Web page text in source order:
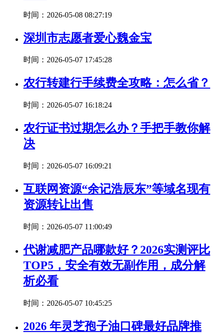
时间：2026-05-08 08:27:19
深圳市志愿者爱心魏金宝
时间：2026-05-07 17:45:28
农行转建行手续费全攻略：怎么省？
时间：2026-05-07 16:18:24
农行证书过期怎么办？手把手教你解
决
时间：2026-05-07 16:09:21
互联网资源“余记浩辰东”等域名现有
资源转让出售
时间：2026-05-07 11:00:49
代谢减肥产品哪款好？2026实测评比
TOP5，安全有效无副作用，成分解
析必看
时间：2026-05-07 10:45:25
2026 年灵芝孢子油口碑最好品牌推